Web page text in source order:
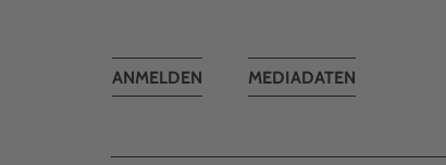
MEDIADATEN
Toggle
ANMELDEN